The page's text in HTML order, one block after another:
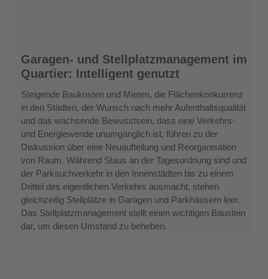
Garagen-
und
Stellplatzmanagement
im
Quartier:
Intelligent
genutzt
Garagen- und Stellplatzmanagement im
Quartier: Intelligent genutzt
Steigende Baukosten und Mieten, die Flächenkonkurrenz
in den Städten, der Wunsch nach mehr Aufenthaltsqualität
und das wachsende Bewusstsein, dass eine Verkehrs-
und Energiewende unumgänglich ist, führen zu der
Diskussion über eine Neuaufteilung und Reorganisation
von Raum. Während Staus an der Tagesordnung sind und
der Parksuchverkehr in den Innenstädten bis zu einem
Drittel des eigentlichen Verkehrs ausmacht, stehen
gleichzeitig Stellplätze in Garagen und Parkhäusern leer.
Das Stellplatzmanagement stellt einen wichtigen Baustein
dar, um diesen Umstand zu beheben.